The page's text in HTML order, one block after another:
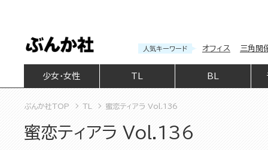
人気キーワード オフィス 三角関
少女・女性 BL
ぶんか社TOP TL 蜜恋ティアラ Vol.136
蜜恋ティアラ Vol.136